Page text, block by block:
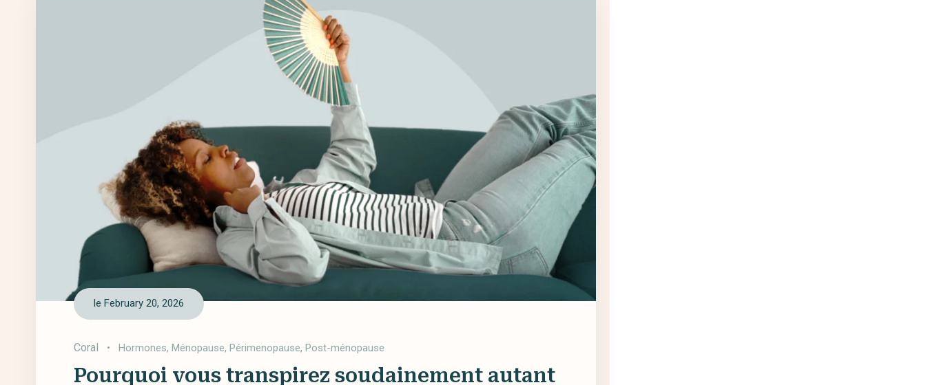
le February 20, 2026
Coral • Hormones, Ménopause, Périmenopause, Post-ménopause
Pourquoi vous transpirez soudainement autant